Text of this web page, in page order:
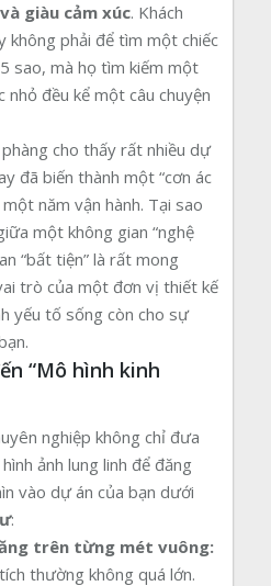
giàu cảm xúc. Khách
không phải để tìm một chiếc
sao, mà họ tìm kiếm một
nhỏ đều kể một câu chuyện
cho thấy rất nhiều dự
đã biến thành một “cơn ác
năm vận hành. Tại sao
một không gian “nghệ
“bất tiện” là rất mong
trò của một đơn vị thiết kế
yếu tố sống còn cho sự
“Mô hình kinh
nghiệp không chỉ đưa
ảnh lung linh để đăng
vào dự án của bạn dưới
:
trên từng mét vuông:
thường không quá lớn.